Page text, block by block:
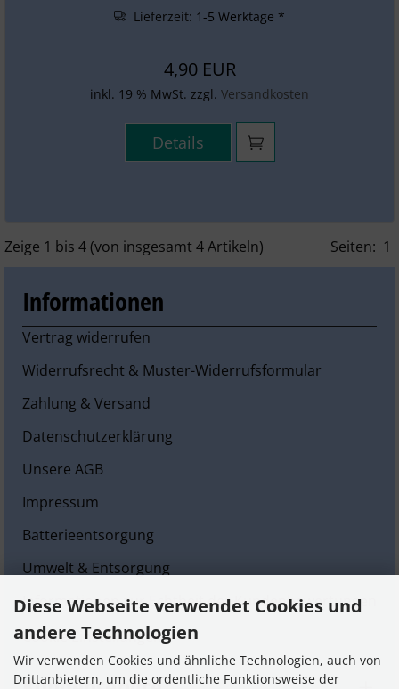
Lieferzeit: 1-5 Werktage *
4,90 EUR
inkl. 19 % MwSt. zzgl. Versandkosten
Details
Zeige 1 bis 4(von insgesamt 4Artikeln) Seiten: 1
Informationen
Vertrag widerrufen
Widerrufsrecht & Muster-Widerrufsformular
Zahlung & Versand
Datenschutzerklärung
Unsere AGB
Impressum
Batterieentsorgung
Umwelt & Entsorgung
Informationen zur Echtheit der Kundenbewertungen
Cookie Einstellungen
Diese Webseite verwendet Cookies und
andere Technologien
Wir verwenden Cookies und ähnliche Technologien, auch von
Drittanbietern, um die ordentliche Funktionsweise der